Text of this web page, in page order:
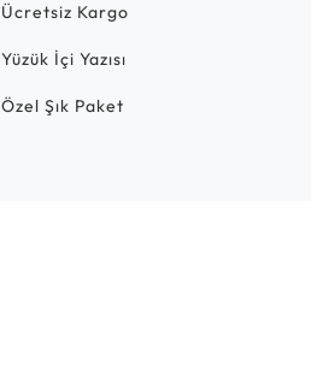
Ücretsiz Kargo
Yüzük İçi Yazısı
Özel Şık Paket